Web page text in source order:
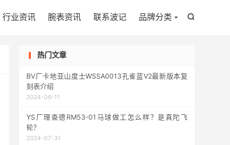

行业资讯 腕表资讯 联系波记 品牌分类
热门文章
BV厂卡地亚山度士WSSA0013孔雀蓝V2最新版本复
刻表介绍
2024-06-11
YS厂理查德RM53-01马球做工怎么样？是真陀飞
轮？
2024-07-31